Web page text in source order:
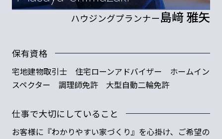
ハウジングプランナー島﨑 雅矢
保有資格
宅地建物取引士 住宅ローンアドバイザー ホームイン
スペクター 調理師免許 大型自動二輪免許
仕事で大切にしていること
お客様に『わかりやすい家づくり』を心掛け、ご希望の